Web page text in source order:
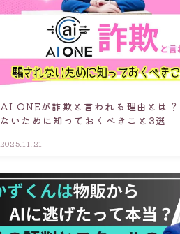
AI ONEが詐欺と言われる理由とは？
ないために知っておくべきこと3選
2025.11.21